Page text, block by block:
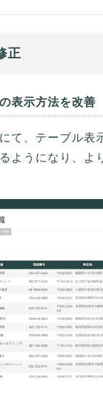
正
表示方法を改善
て、テーブル表
ようになり、よ